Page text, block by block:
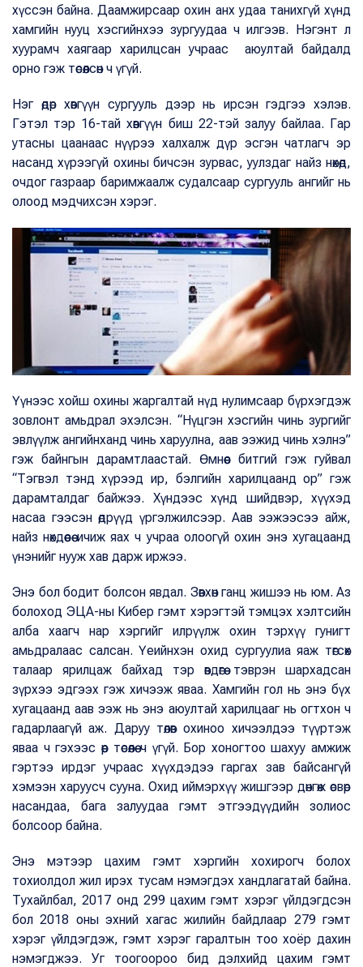
хүссэн байна. Даамжирсаар охин анх удаа танихгүй хүнд
хамгийн нууц хэсгийнхээ зургуудаа ч илгээв. Нэгэнт л
хуурамч хаягаар харилцсан учраас аюултай байдалд
орно гэж төсөөлсөн ч үгүй.
Нэг өдөр хөвгүүн сургууль дээр нь ирсэн гэдгээ хэлэв.
Гэтэл тэр 16-тай хөвгүүн биш 22-тэй залуу байлаа. Гар
утасны цаанаас нүүрээ халхалж дүр эсгэн чатлагч эр
насанд хүрээгүй охины бичсэн зурвас, уулздаг найз нөхөд,
очдог газраар баримжаалж судалсаар сургууль ангийг нь
олоод мэдчихсэн хэрэг.
Үүнээс хойш охины жаргалтай нүд нулимсаар бүрхэгдэж
зовлонт амьдрал эхэлсэн. “Нүцгэн хэсгийн чинь зургийг
эвлүүлж ангийнханд чинь харуулна, аав ээжид чинь хэлнэ”
гэж байнгын дарамтлаастай. Өмнөөс битгий гэж гуйвал
“Тэгвэл тэнд хүрээд ир, бэлгийн харилцаанд ор” гэж
дарамталдаг байжээ. Хүндээс хүнд шийдвэр, хүүхэд
насаа гээсэн өдрүүд үргэлжилсээр. Аав ээжээсээ айж,
найз нөхдөөсөө ичиж яах ч учраа олоогүй охин энэ хугацаанд
үнэнийг нууж хав дарж иржээ.
Энэ бол бодит болсон явдал. Зөвхөн ганц жишээ нь юм. Аз
болоход ЭЦА-ны Кибер гэмт хэрэгтэй тэмцэх хэлтсийн
алба хаагч нар хэргийг илрүүлж охин тэрхүү гунигт
амьдралаас салсан. Үеийнхэн охид сургуулиа яаж төгсөх
талаар ярилцаж байхад тэр өвдөгөө тэврэн шархадсан
зүрхээ эдгээх гэж хичээж яваа. Хамгийн гол нь энэ бүх
хугацаанд аав ээж нь энэ аюултай харилцааг нь огтхон ч
гадарлаагүй аж. Даруу төлөв охиноо хичээлдээ түүртэж
яваа ч гэхээс өөр төсөөлөө ч үгүй. Бор хоногтоо шахуу амжиж
гэртээ ирдэг учраас хүүхдэдээ гаргах зав байсангүй
хэмээн харуусч сууна. Охид иймэрхүү жишгээр дөнгөж өсвөр
насандаа, бага залуудаа гэмт этгээдүүдийн золиос
болсоор байна.
Энэ мэтээр цахим гэмт хэргийн хохирогч болох
тохиолдол жил ирэх тусам нэмэгдэх хандлагатай байна.
Тухайлбал, 2017 онд 299 цахим гэмт хэрэг үйлдэгдсэн
бол 2018 оны эхний хагас жилийн байдлаар 279 гэмт
хэрэг үйлдэгдэж, гэмт хэрэг гаралтын тоо хоёр дахин
нэмэгджээ. Уг тоогоороо бид дэлхийд цахим гэмт